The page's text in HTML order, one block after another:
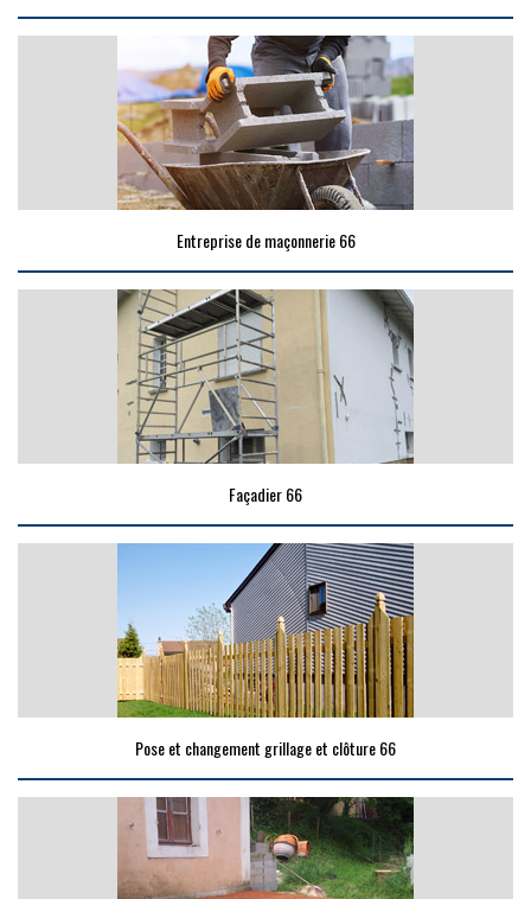
Entreprise de maçonnerie 66
Façadier 66
Pose et changement grillage et clôture 66